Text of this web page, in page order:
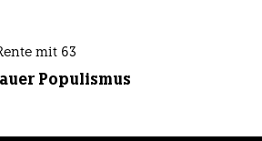
mit 63
Populismus